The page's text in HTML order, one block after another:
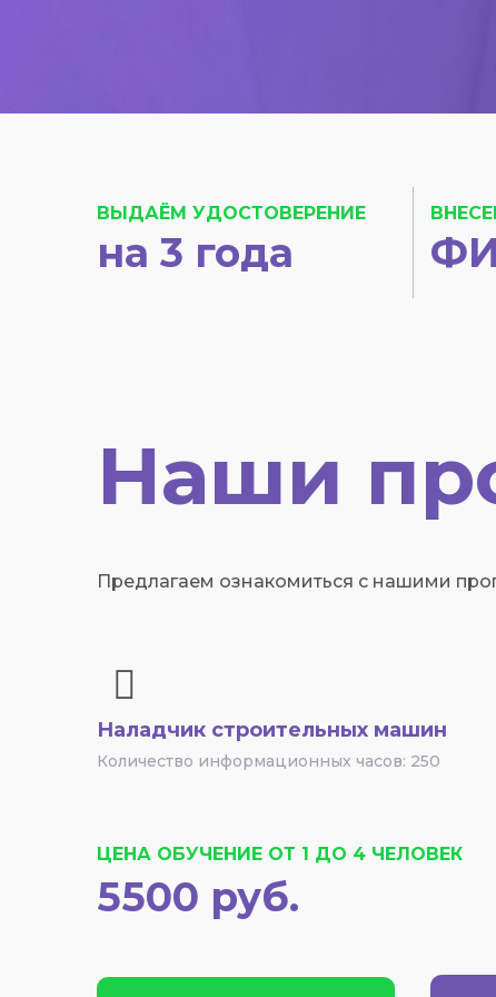
ВЫДАЁМ УДОСТОВЕРЕНИЕ
на 3 года
Наши
Предлагаем ознакомиться с нашими
Наладчик строительных машин
Количество информационных часов: 250
ЦЕНА ОБУЧЕНИЕ ОТ 1 ДО 4 ЧЕЛОВЕК
5500 руб.